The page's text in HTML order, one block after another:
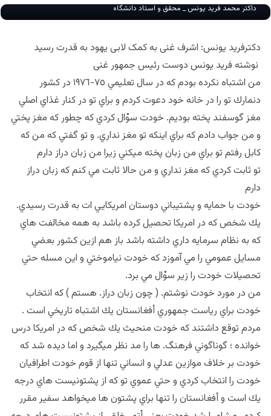
داکتر محمد فرید یونس _ محقق و استاد دانشگاه
دکترفرید یونس: اشرف غنی به کمک لابی یهود به قدرت رسید
نوشته فرید یونس دوست رئیس جمهور غنی
من اشتباه نكرده بودم كه در سال تعليمي ٧٥-١٩٧٦ در كشور
دنمارك تو را در خانه خود دعوت كردم و براي تو در كنار غذاي اصلي
مغز گوسفند پخته بوديم. خودت سوْال كردي كه چطور كه مغز پختي
و من جواب دادم كه براي اينكه تو مغز نداري. و تو گفتي كه من كه
كابل رفتم تو براي من زبان پخته ميكني زيرا من زبان دراز دارم
تو ثابت كردي كه مغز نداري و من حالا ثابت مي كنم كه زبان دراز
دارم
خودت با حمايه و پشتيباني دوستان امريكايي ات به قدرت رسيدي.
يك شخص كه در امريكا تحصيل كرده باشد به همه مخالفت هاي
كه به نظام سرمايه داري داشته باشد باز هم ازين كشور بعضي
مسايل عمومي را مي آموزد كه خودت نياموختي و اين مسله حتي
تحصيلات خودت را زير سوْال مي برد.
من در مورد خودت نوشتم. ( چون زبان دراز. هستم ) كه انتخاب
خودت براي رياست جمهوري أفغانستان يك اشتباه تاريخي است .
مردم توقع داشتند كه خودت منحيث يك شخص كه در امريكا درس
خوانده ؛ گوناگوني فرهنگ. ها را مد نظر ميگيرد و اما ديده شد كه
خودت بر خلاف موازين عدلي و انساني تنها از قوم خودت اطرافيان
خودت را انتخاب كردي و حتي عموي تو كه از پشتونيست هاي درجه
يك است و أفغانستان را تنها براي پشتون ها ميخواهد سفير مقرر